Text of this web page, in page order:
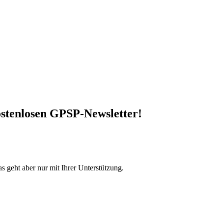
GPSP-Newsletter!
geht aber nur mit Ihrer Unterstützung.